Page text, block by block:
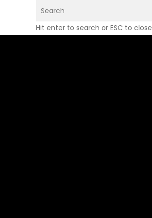
Hit enter to search or ESC to close